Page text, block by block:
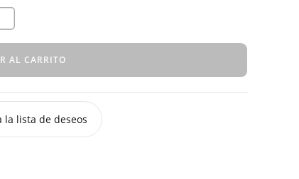
AL CARRITO
la lista de deseos